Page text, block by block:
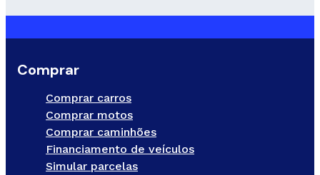
Comprar
Comprar carros
Comprar motos
Comprar caminhões
Financiamento de veículos
Simular parcelas